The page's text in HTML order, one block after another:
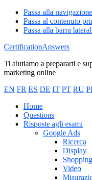
Passa alla
Passa al contenuto
Passa alla barra
CertificationAnswers
Ti aiutiamo a prepararti e
marketing online
EN FR ES DE IT PT RU
Home
Questions
Risposte agli esami
Google Ads
Ricerca
Display
Shopping
Video